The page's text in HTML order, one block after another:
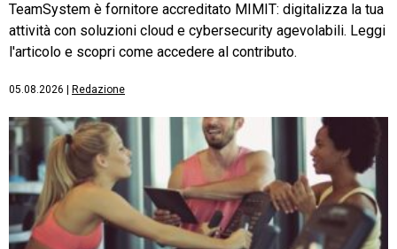
TeamSystem è fornitore accreditato MIMIT: digitalizza la tua
attività con soluzioni cloud e cybersecurity agevolabili. Leggi
l'articolo e scopri come accedere al contributo.
05.08.2026 Redazione